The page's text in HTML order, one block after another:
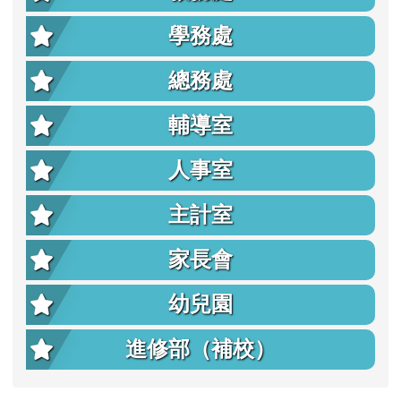
學務處
總務處
輔導室
人事室
主計室
家長會
幼兒園
進修部（補校）